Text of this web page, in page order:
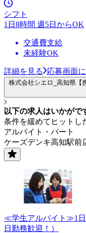
シフト
1日8時間 週5日からOK
交通費支給
未経験OK
詳細を見る 応募画面
株式会社シエロ_高知県【
以下の求人はいかがで
条件を緩めてヒットし
アルバイト・パート
ケーズデンキ高知駅前
≪学生アルバイト≫1日
日勤務歓迎！）